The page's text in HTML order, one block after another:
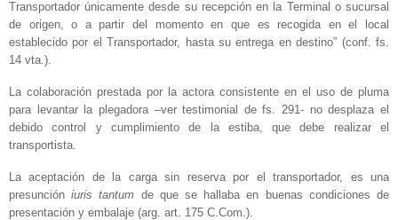
Transportador únicamente desde su recepción en la Terminal o sucursal
de origen, o a partir del momento en que es recogida en el local
establecido por el Transportador, hasta su entrega en destino” (conf. fs.
14 vta.).
La colaboración prestada por la actora consistente en el uso de pluma
para levantar la plegadora –ver testimonial de fs. 291- no desplaza el
debido control y cumplimiento de la estiba, que debe realizar el
transportista.
La aceptación de la carga sin reserva por el transportador, es una
presuncióniuris tantum de que se hallaba en buenas condiciones de
presentación y embalaje (arg. art. 175 C.Com.).